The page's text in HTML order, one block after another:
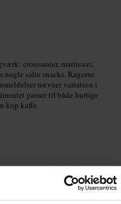
croissanter, maritozzi,
salte snacks. Kagerne
nævner variation i
passer til både hurtige
kop kaffe.
især i weekenden.
bestille ved disken. Del
forskellige varianter. Pas på